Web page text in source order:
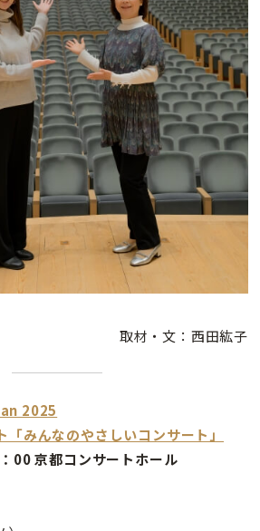
取材・文：西田紘子
2025
「みんなのやさしいコンサート」
00 京都コンサートホール